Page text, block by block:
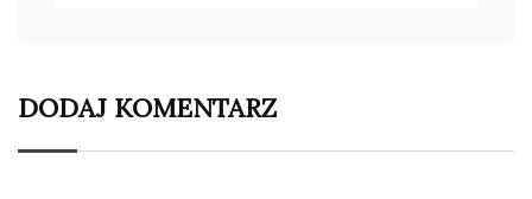
DODAJ KOMENTARZ